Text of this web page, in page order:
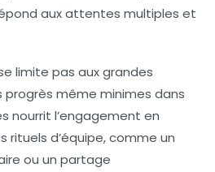
aux attentes multiples et
limite pas aux grandes
progrès même minimes dans
nourrit l’engagement en
rituels d’équipe, comme un
ou un partage